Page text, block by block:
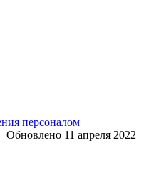
персоналом
Обновлено 11 апреля 2022